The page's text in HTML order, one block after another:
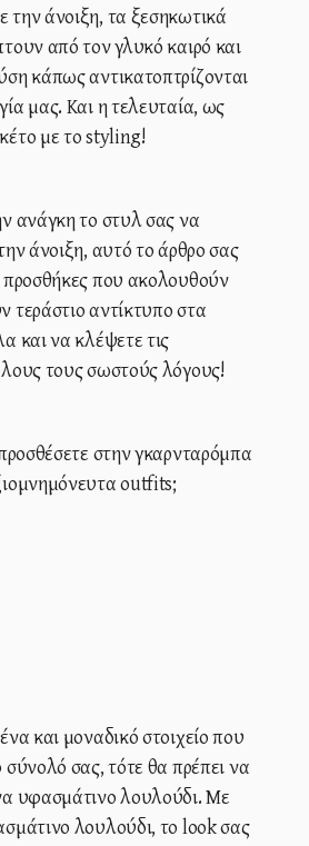
άνοιξη, τα ξεσηκωτικά
από τον γλυκό καιρό και
κάπως αντικατοπτρίζονται
μας. Και η τελευταία, ως
με το styling!
ανάγκη το στυλ σας να
άνοιξη, αυτό το άρθρο σας
που ακολουθούν
τεράστιο αντίκτυπο στα
και να κλέψετε τις
τους σωστούς λόγους!
στην γκαρνταρόμπα
outfits;
και μοναδικό στοιχείο που
σας, τότε θα πρέπει να
υφασμάτινο λουλούδι. Με
λουλούδι, το look σας